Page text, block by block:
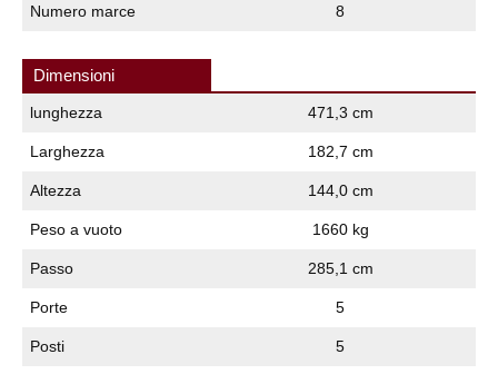
Numero marce 8
Dimensioni
lunghezza 471,3 cm
Larghezza 182,7 cm
Altezza 144,0 cm
Peso a vuoto 1660 kg
Passo 285,1 cm
Porte 5
Posti 5